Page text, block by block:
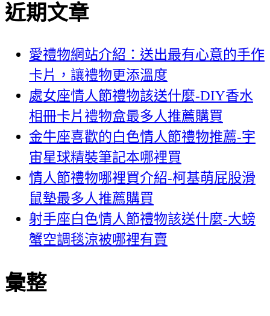
近期文章
愛禮物網站介紹：送出最有心意的手作
卡片，讓禮物更添溫度
處女座情人節禮物該送什麼-DIY香水
相冊卡片禮物盒最多人推薦購買
金牛座喜歡的白色情人節禮物推薦-宇
宙星球精裝筆記本哪裡買
情人節禮物哪裡買介紹-柯基萌屁股滑
鼠墊最多人推薦購買
射手座白色情人節禮物該送什麼-大螃
蟹空調毯涼被哪裡有賣
彙整